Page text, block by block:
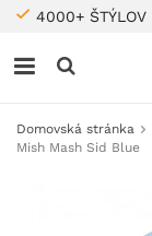
4000+ ŠTÝLOV
Domovská stránka
Mish Mash Sid Blue